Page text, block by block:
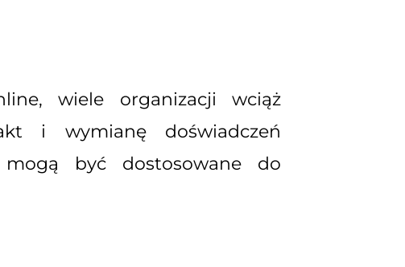
wiele organizacji wciąż
i wymianę doświadczeń
być dostosowane do